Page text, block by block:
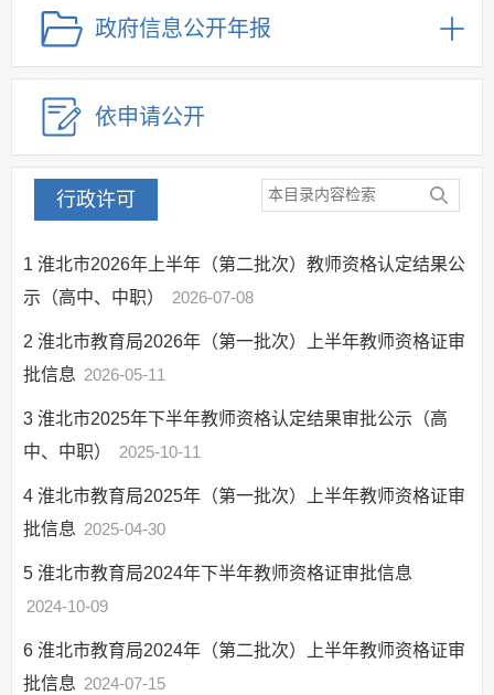
规划信息
建议提案办理
公务员及事业单位招录
应急管理
回应关切
监督保障
其他法定信息
政府信息公开年报
依申请公开
行政许可
1 淮北市2026年上半年（第二批次）教师资格认定结果公
示（高中、中职）
2026-07-08
2 淮北市教育局2026年（第一批次）上半年教师资格证审
批信息 2026-05-11
3 淮北市2025年下半年教师资格认定结果审批公示（高
中、中职）
2025-10-11
4 淮北市教育局2025年（第一批次）上半年教师资格证审
批信息 2025-04-30
5 淮北市教育局2024年下半年教师资格证审批信息
2024-10-09
6 淮北市教育局2024年（第二批次）上半年教师资格证审
批信息 2024-07-15